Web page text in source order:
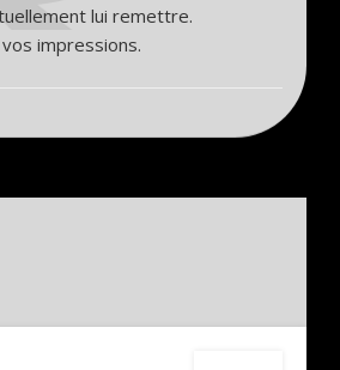
lui remettre.
impressions.